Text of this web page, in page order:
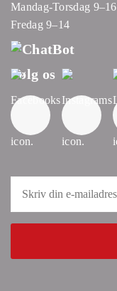
Mandag-Torsdag 9–16
Fredag 9–14
Følg os